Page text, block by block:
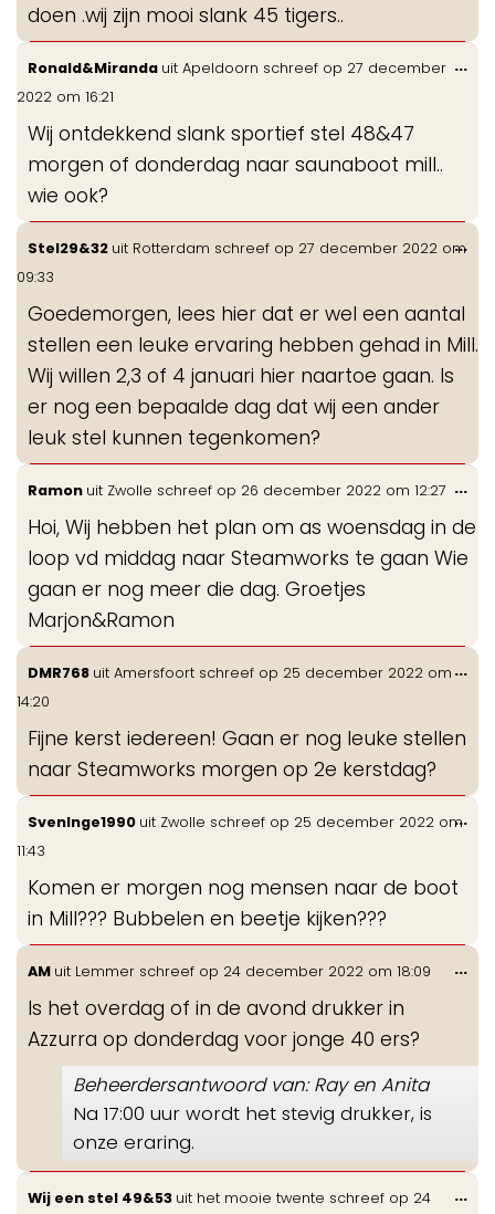
doen .wij zijn mooi slank 45 tigers..
Ronald&Miranda uit Apeldoorn schreef op 27 december
2022 om 16:21
Wij ontdekkend slank sportief stel 48&47
morgen of donderdag naar saunaboot mill..
wie ook?
...
Stel29&32 uit Rotterdam schreef op 27 december 2022 om
09:33
Goedemorgen, lees hier dat er wel een aantal
stellen een leuke ervaring hebben gehad in Mill.
Wij willen 2,3 of 4 januari hier naartoe gaan. Is
er nog een bepaalde dag dat wij een ander
leuk stel kunnen tegenkomen?
...
Ramon uit Zwolle schreef op 26 december 2022 om 12:27
Hoi, Wij hebben het plan om as woensdag in de
loop vd middag naar Steamworks te gaan Wie
gaan er nog meer die dag. Groetjes
Marjon&Ramon
...
DMR768 uit Amersfoort schreef op 25 december 2022 om
14:20
Fijne kerst iedereen! Gaan er nog leuke stellen
naar Steamworks morgen op 2e kerstdag?
...
SvenInge1990 uit Zwolle schreef op 25 december 2022 om
11:43
Komen er morgen nog mensen naar de boot
in Mill??? Bubbelen en beetje kijken???
...
AM uit Lemmer schreef op 24 december 2022 om 18:09
Is het overdag of in de avond drukker in
Azzurra op donderdag voor jonge 40 ers?
Beheerdersantwoord van: Ray en Anita
Na 17:00 uur wordt het stevig drukker, is
onze eraring.
...
Wij een stel 49&53 uit het mooie twente schreef op 24 ...